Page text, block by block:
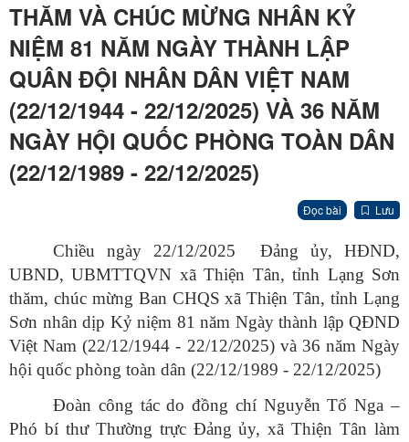
THĂM VÀ CHÚC MỪNG NHÂN KỶ
NIỆM 81 NĂM NGÀY THÀNH LẬP
QUÂN ĐỘI NHÂN DÂN VIỆT NAM
(22/12/1944 - 22/12/2025) VÀ 36 NĂM
NGÀY HỘI QUỐC PHÒNG TOÀN DÂN
(22/12/1989 - 22/12/2025)
Đọc bài Lưu
Chiều ngày 22/12/2025 Đảng ủy, HĐND,
UBND, UBMTTQVN xã Thiện Tân, tỉnh Lạng Sơn
thăm, chúc mừng Ban CHQS xã Thiện Tân, tỉnh Lạng
Sơn nhân dịp Kỷ niệm 81 năm Ngày thành lập QĐND
Việt Nam (22/12/1944 - 22/12/2025) và 36 năm Ngày
hội quốc phòng toàn dân (22/12/1989 - 22/12/2025)
Đoàn công tác do đồng chí Nguyễn Tố Nga –
Phó bí thư Thường trực Đảng ủy, xã Thiện Tân làm